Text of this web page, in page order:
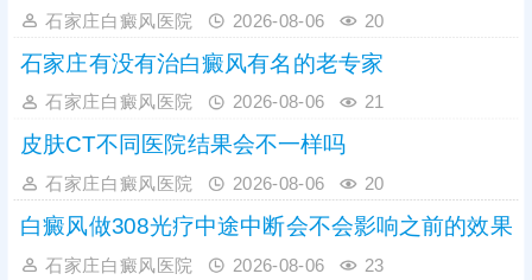
石家庄白癜风医院 2026-08-06 20
石家庄有没有治白癜风有名的老专家
石家庄白癜风医院 2026-08-06 21
皮肤CT不同医院结果会不一样吗
石家庄白癜风医院 2026-08-06 20
白癜风做308光疗中途中断会不会影响之前的效果
石家庄白癜风医院 2026-08-06 23